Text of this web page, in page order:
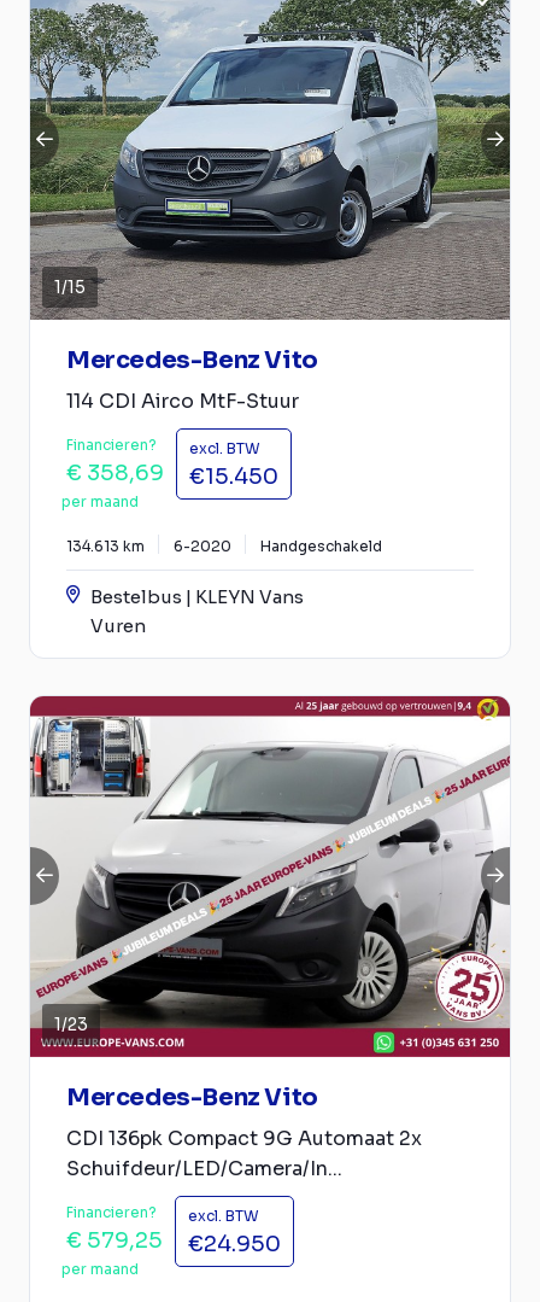
1/15
Mercedes-Benz Vito
114 CDI Airco MtF-Stuur
Financieren?
€ 358,69
per maand
excl. BTW
€15.450
134.613 km 6-2020 Handgeschakeld
Bestelbus | KLEYN Vans
Vuren
1/23
Mercedes-Benz Vito
CDI 136pk Compact 9G Automaat 2x
Schuifdeur/LED/Camera/In...
Financieren?
€ 579,25
per maand
excl. BTW
€24.950